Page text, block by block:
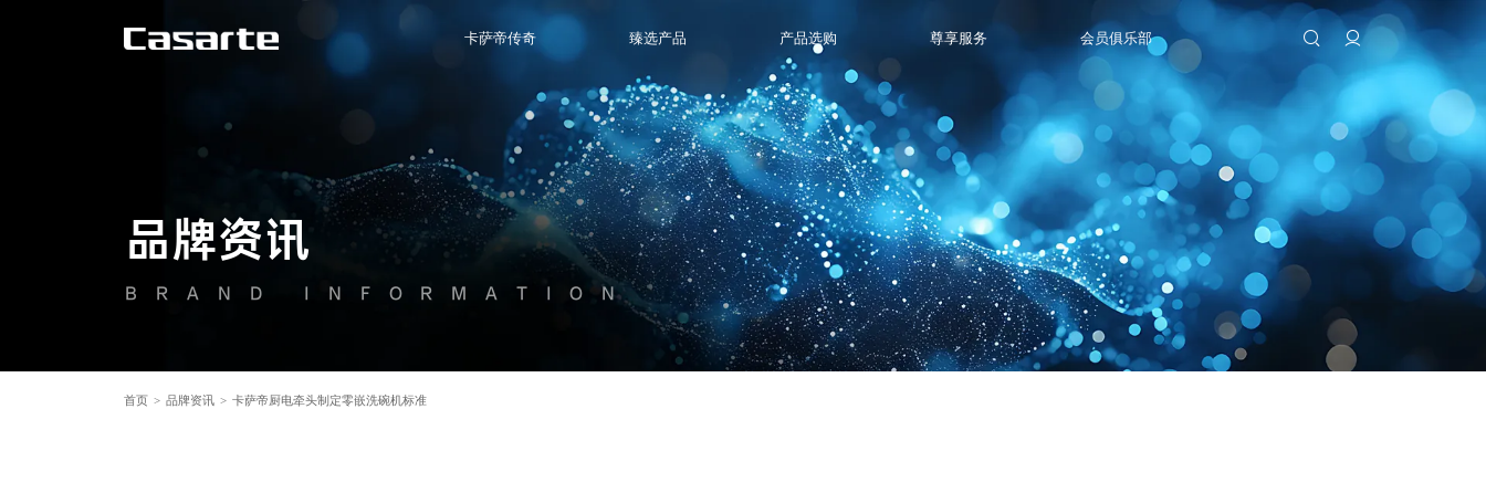
卡萨帝传奇 臻选产品 产品选购 尊享服务 会员俱乐部
品牌资讯
BRAND INFORMATION
首页 > 品牌资讯 > 卡萨帝厨电牵头制定零嵌洗碗机标准